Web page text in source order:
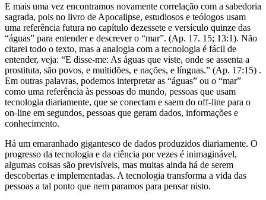
E mais uma vez encontramos novamente correlação com a sabedoria
sagrada, pois no livro de Apocalipse, estudiosos e teólogos usam
uma referência futura no capítulo dezessete e versículo quinze das
“águas” para entender e descrever o “mar”. (Ap. 17. 15; 13:1). Não
citarei todo o texto, mas a analogia com a tecnologia é fácil de
entender, veja: “E disse-me: As águas que viste, onde se assenta a
prostituta, são povos, e multidões, e nações, e línguas.” (Ap. 17:15) .
Em outras palavras, podemos interpretar as “águas” ou o “mar”
como uma referência às pessoas do mundo, pessoas que usam
tecnologia diariamente, que se conectam e saem do off-line para o
on-line em segundos, pessoas que geram dados, informações e
conhecimento.
Há um emaranhado gigantesco de dados produzidos diariamente. O
progresso da tecnologia e da ciência por vezes é inimaginável,
algumas coisas são previsíveis, mas muitas ainda há de serem
descobertas e implementadas. A tecnologia transforma a vida das
pessoas a tal ponto que nem paramos para pensar nisto.